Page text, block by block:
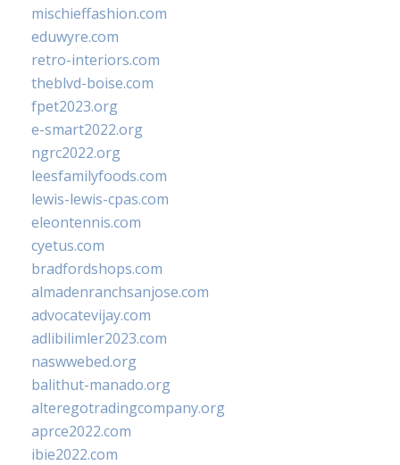
mischieffashion.com
eduwyre.com
retro-interiors.com
theblvd-boise.com
fpet2023.org
e-smart2022.org
ngrc2022.org
leesfamilyfoods.com
lewis-lewis-cpas.com
eleontennis.com
cyetus.com
bradfordshops.com
almadenranchsanjose.com
advocatevijay.com
adlibilimler2023.com
naswwebed.org
balithut-manado.org
alteregotradingcompany.org
aprce2022.com
ibie2022.com